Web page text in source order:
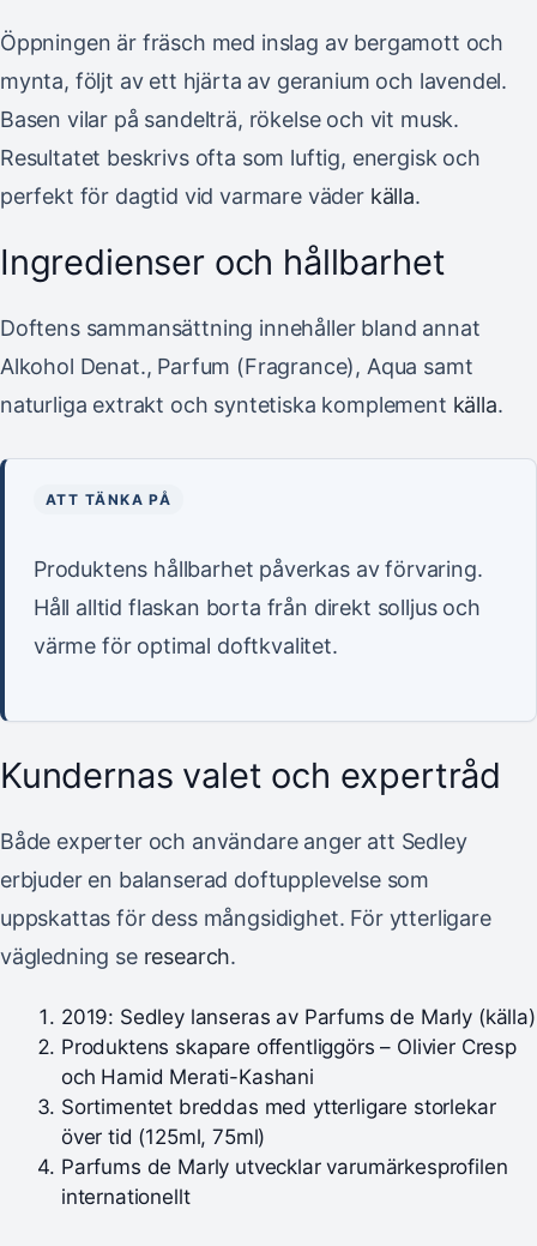
Öppningen är fräsch med inslag av bergamott och
mynta, följt av ett hjärta av geranium och lavendel.
Basen vilar på sandelträ, rökelse och vit musk.
Resultatet beskrivs ofta som luftig, energisk och
perfekt för dagtid vid varmare väder källa.
Ingredienser och hållbarhet
Doftens sammansättning innehåller bland annat
Alkohol Denat., Parfum (Fragrance), Aqua samt
naturliga extrakt och syntetiska komplement källa.
ATT TÄNKA PÅ
Produktens hållbarhet påverkas av förvaring.
Håll alltid flaskan borta från direkt solljus och
värme för optimal doftkvalitet.
Kundernas valet och expertråd
Både experter och användare anger att Sedley
erbjuder en balanserad doftupplevelse som
uppskattas för dess mångsidighet. För ytterligare
vägledning se research.
2019: Sedley lanseras av Parfums de Marly (källa)
Produktens skapare offentliggörs – Olivier Cresp
och Hamid Merati-Kashani
Sortimentet breddas med ytterligare storlekar
över tid (125ml, 75ml)
Parfums de Marly utvecklar varumärkesprofilen
internationellt